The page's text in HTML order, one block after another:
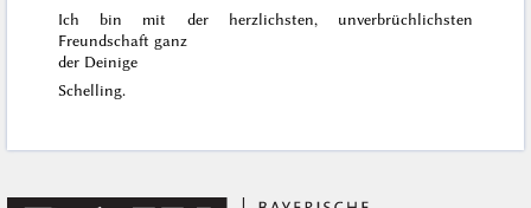
Ich bin mit der herzlichsten, unverbrüchlichsten
Freundschaft ganz
der Deinige
Schelling.